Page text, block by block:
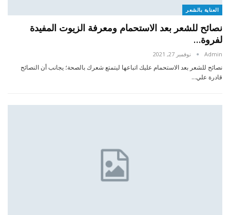
العناية بالشعر
نصائح للشعر بعد الاستحمام ومعرفة الزيوت المفيدة
لفروة…
Admin نوفمبر 27, 2021
نصائح للشعر بعد الاستحمام عليك اتباعها ليتمتع شعرك بالصحة؛ يجانب أن النصائح
قادرة علي…